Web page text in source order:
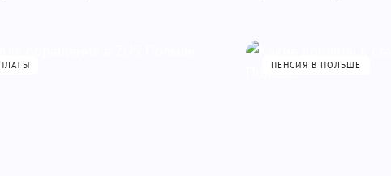
ПЕНСИЯ В ПОЛЬШЕ